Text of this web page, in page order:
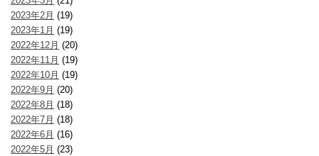
2023年2月 (19)
2023年1月 (19)
2022年12月 (20)
2022年11月 (19)
2022年10月 (19)
2022年9月 (20)
2022年8月 (18)
2022年7月 (18)
2022年6月 (16)
2022年5月 (23)